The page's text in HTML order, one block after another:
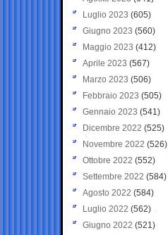
Luglio 2023 (605)
Giugno 2023 (560)
Maggio 2023 (412)
Aprile 2023 (567)
Marzo 2023 (506)
Febbraio 2023 (505)
Gennaio 2023 (541)
Dicembre 2022 (525)
Novembre 2022 (526)
Ottobre 2022 (552)
Settembre 2022 (584)
Agosto 2022 (584)
Luglio 2022 (562)
Giugno 2022 (521)